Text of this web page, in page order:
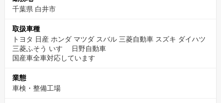
千葉県 白井市
取扱車種
トヨタ 日産 ホンダ マツダ スバル 三菱自動車 スズキ ダイハツ
三菱ふそう いすゞ 日野自動車
国産車全車対応しています
業態
車検・整備工場